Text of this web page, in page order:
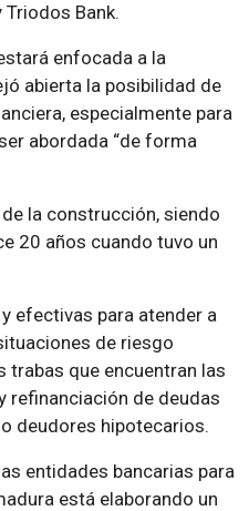
Triodos Bank.
enfocada a la
abierta la posibilidad de
especialmente para
abordada “de forma
la construcción, siendo
20 años cuando tuvo un
efectivas para atender a
de riesgo
trabas que encuentran las
refinanciación de deudas
deudores hipotecarios.
entidades bancarias para
está elaborando un